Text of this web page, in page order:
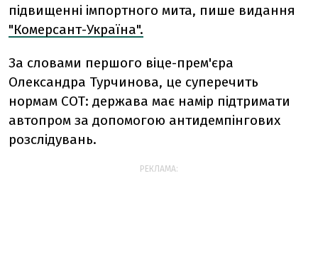
підвищенні імпортного мита, пише видання
"Комерсант-Україна".
За словами першого віце-прем'єра
Олександра Турчинова, це суперечить
нормам СОТ: держава має намір підтримати
автопром за допомогою антидемпінгових
розслідувань.
РЕКЛАМА: